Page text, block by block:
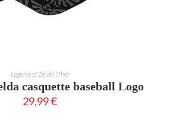
AJOUTER AU PANIER
Legend of Zelda (The)
casquette baseball Logo
29,99€